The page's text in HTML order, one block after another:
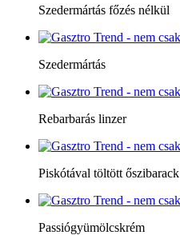
Szedermártás főzés nélkül
Szedermártás
Rebarbarás linzer
Piskótával töltött őszibarack
Passiógyümölcskrém